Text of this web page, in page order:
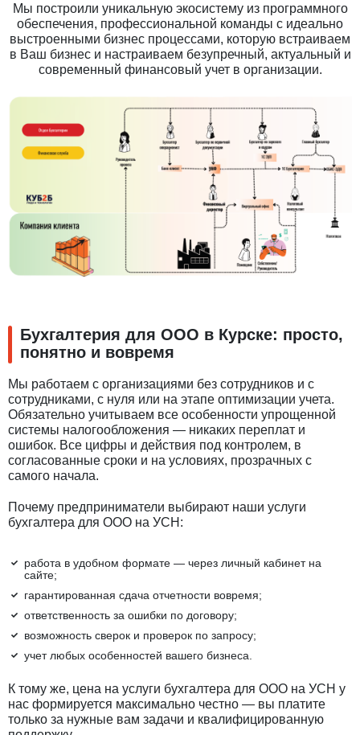
Мы построили уникальную экосистему из программного
обеспечения, профессиональной команды с идеально
выстроенными бизнес процессами, которую встраиваем
в Ваш бизнес и настраиваем безупречный, актуальный и
современный финансовый учет в организации.
Бухгалтерия для ООО в Курске: просто,
понятно и вовремя
Мы работаем с организациями без сотрудников и с
сотрудниками, с нуля или на этапе оптимизации учета.
Обязательно учитываем все особенности упрощенной
системы налогообложения — никаких переплат и
ошибок. Все цифры и действия под контролем, в
согласованные сроки и на условиях, прозрачных с
самого начала.
Почему предприниматели выбирают наши услуги
бухгалтера для ООО на УСН:
работа в удобном формате — через личный кабинет на
сайте;
гарантированная сдача отчетности вовремя;
ответственность за ошибки по договору;
возможность сверок и проверок по запросу;
учет любых особенностей вашего бизнеса.
К тому же, цена на услуги бухгалтера для ООО на УСН у
нас формируется максимально честно — вы платите
только за нужные вам задачи и квалифицированную